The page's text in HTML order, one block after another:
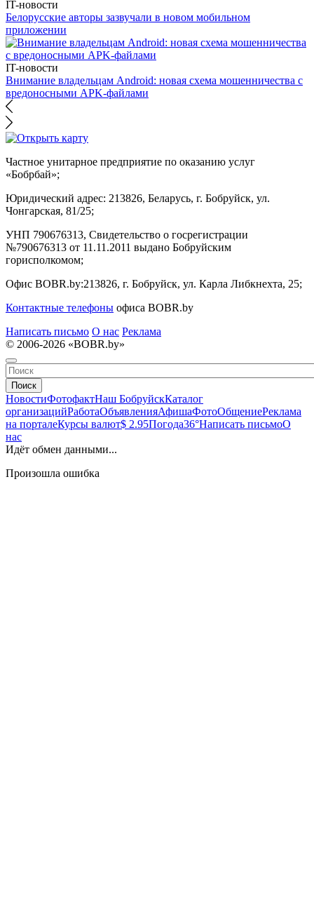
IT-новости
Белорусские авторы зазвучали в новом мобильном
приложении
IT-новости
Внимание владельцам Android: новая схема мошенничества с
вредоносными APK-файлами
Частное унитарное предприятие по оказанию услуг
«Бобрбай»;
Юридический адрес: 213826, Беларусь, г. Бобруйск, ул.
Чонгарская, 81/25;
УНП 790676313, Свидетельство о госрегистрации
№790676313 от 11.11.2011 выдано Бобруйским
горисполкомом;
Офис BOBR.by:213826, г. Бобруйск, ул. Карла Либкнехта, 25;
Контактные телефоны офиса BOBR.by
Написать письмо О нас Реклама
© 2006-2026 «BOBR.by»
Поиск
НовостиФотофактНаш БобруйскКаталог
организацийРаботаОбъявленияАфишаФотоОбщениеРеклама
на порталеКурсы валют$ 2.95Погода36°Написать письмоО
нас
Идёт обмен данными...
Произошла ошибка